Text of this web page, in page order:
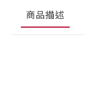
商品描述